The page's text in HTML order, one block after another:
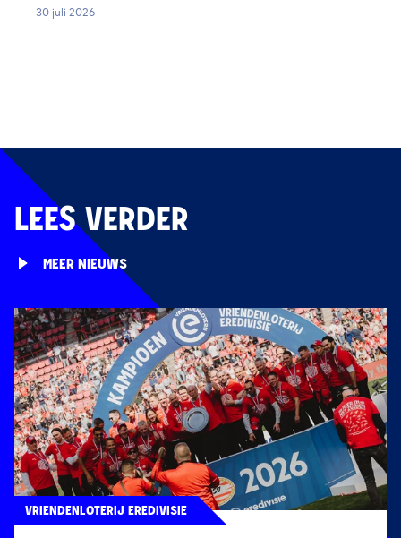
30 juli 2026
LEES VERDER
MEER NIEUWS
VRIENDENLOTERIJ EREDIVISIE